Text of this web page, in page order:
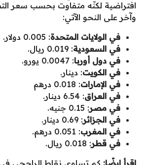
افتراضية لكنّه متفاوت بحسب سعر
وآخر على النحو الآتي:
في الولايات المتحدة: 0.005 دولار.
في السعودية: 0.019 ريال.
في دول أوربا: 0.0047 يورو.
في الكويت: دينار.
في الإمارات: 0.018 درهم
في العراق: 6.54 دينار.
في مصر: 0.15 جنيه.
في الجزائر: 0.69 دينار.
في المغرب: 0.051 درهم.
في قطر: 0.018 ريال.